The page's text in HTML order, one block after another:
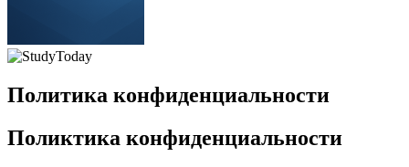
Политика конфиденциальности
Поликтика конфиденциальности